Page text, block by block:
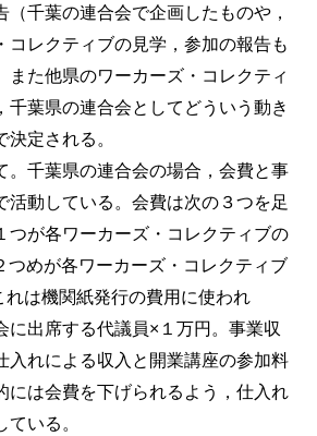
（千葉の連合会で企画したものや，
コレクティブの見学，参加の報告も
また他県のワーカーズ・コレクティ
千葉県の連合会としてどういう動き
定される。
千葉県の連合会の場合，会費と事
活動している。会費は次の３つを足
つが各ワーカーズ・コレクティブの
つめが各ワーカーズ・コレクティブ
は機関紙発行の費用に使われ
に出席する代議員×１万円。事業収
入れによる収入と開業講座の参加料
には会費を下げられるよう，仕入れ
いる。